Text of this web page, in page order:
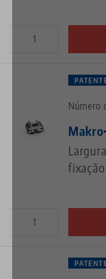
Número